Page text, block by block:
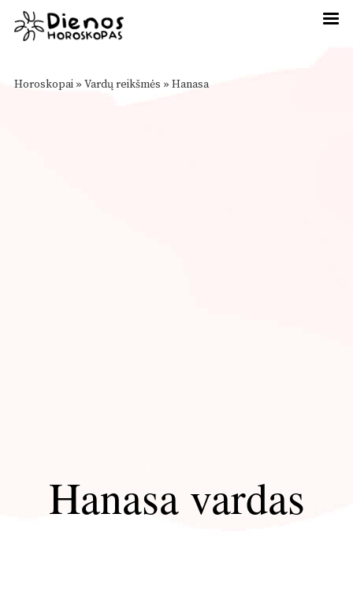
Horoskopai » Vardų reikšmės » Hanasa
Hanasa vardas